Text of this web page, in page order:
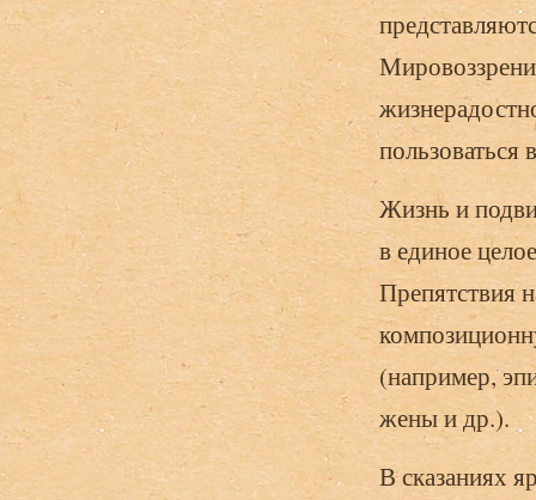
пользоваться
Жизнь и
в единое
Препятствия
(например,
жены и др.).
В сказаниях